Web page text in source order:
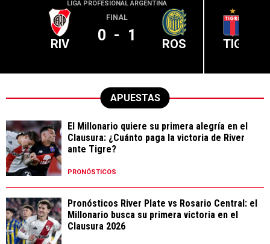
LIGA PROFESIONAL ARGENTINA
RIV
FINAL
0 - 1 ROS TIG
APUESTAS
El Millonario quiere su primera alegría en el
Clausura: ¿Cuánto paga la victoria de River
ante Tigre?
PRONÓSTICOS
Pronósticos River Plate vs Rosario Central: el
Millonario busca su primera victoria en el
Clausura 2026